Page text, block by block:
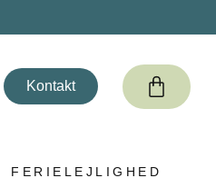
Kontakt
FERIELEJLIGHED